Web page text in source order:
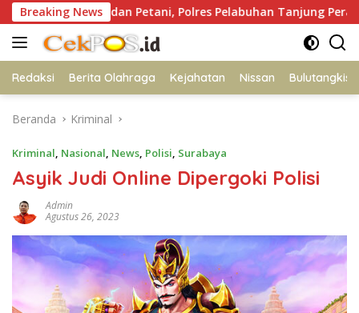
Langsung
ke
konten
Breaking News
dan Petani, Polres Pelabuhan Tanjung Perak Panen
Redaksi Berita Olahraga Kejahatan Nissan Bulutangkis
Beranda Kriminal
Kriminal, Nasional, News, Polisi, Surabaya
Asyik Judi Online Dipergoki Polisi
Admin
Agustus 26, 2023